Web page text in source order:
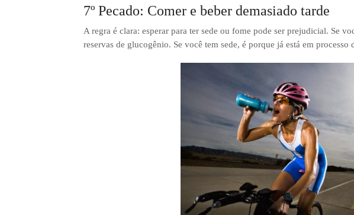
7º Pecado: Comer e beber demasiado tarde
A regra é clara: esperar para ter sede ou fome pode ser prejudicial. Se
reservas de glucogênio. Se você tem sede, é porque já está em processo